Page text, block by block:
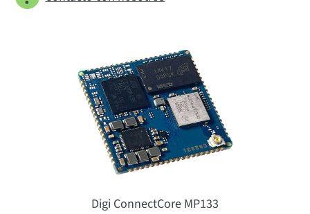
Digi ConnectCore MP133